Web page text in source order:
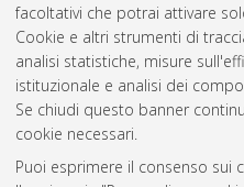
facoltativi che potrai attivare
Cookie e altri strumenti di
analisi statistiche, misure
istituzionale e analisi dei
Se chiudi questo banner
cookie necessari.
Puoi esprimere il consenso sui
Altri
Gestione del
Atom